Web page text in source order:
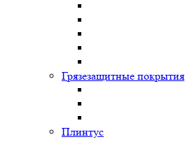
Грязезащитные покрытия
Плинтус